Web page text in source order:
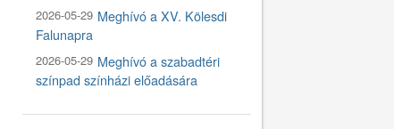
2026-05-29 Meghívó a XV. Kölesdi
Falunapra
2026-05-29 Meghívó a szabadtéri
színpad színházi előadására